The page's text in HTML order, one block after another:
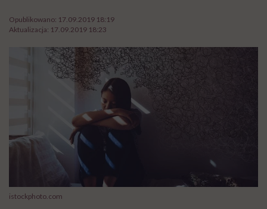
Opublikowano: 17.09.2019 18:19
Aktualizacja: 17.09.2019 18:23
istockphoto.com